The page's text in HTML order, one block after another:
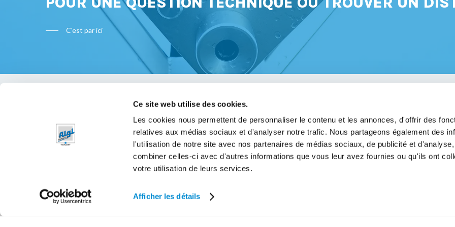
Ce site web utilise des cookies.
Les cookies nous permettent de personnaliser le contenu et les annonces, d'offrir des
relatives aux médias sociaux et d'analyser notre trafic. Nous partageons également des
l'utilisation de notre site avec nos partenaires de médias sociaux, de publicité et
combiner celles-ci avec d'autres informations que vous leur avez fournies ou qu'ils ont
votre utilisation de leurs services.
Afficher les détails
C'est par ici
Bon à savoir
Politique de confidentialité